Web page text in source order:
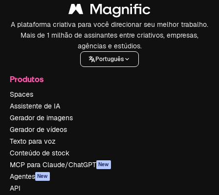
A plataforma criativa para você direcionar seu melhor trabalho.
Mais de 1 milhão de assinantes entre criativos, empresas,
agências e estúdios.
Português
Produtos
Spaces
Assistente de IA
Gerador de imagens
Gerador de vídeos
Texto para voz
Conteúdo de stock
MCP para Claude/ChatGPT New
Agentes New
API